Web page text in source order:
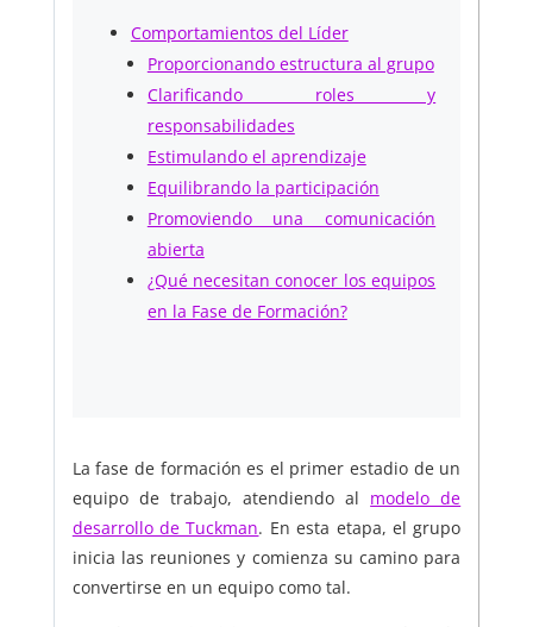
Comportamientos del Líder
Proporcionando estructura al grupo
Clarificando roles y
responsabilidades
Estimulando el aprendizaje
Equilibrando la participación
Promoviendo una comunicación
abierta
¿Qué necesitan conocer los equipos
en la Fase de Formación?
La fase de formación es el primer estadio de un
equipo de trabajo, atendiendo al modelo de
desarrollo de Tuckman. En esta etapa, el grupo
inicia las reuniones y comienza su camino para
convertirse en un equipo como tal.